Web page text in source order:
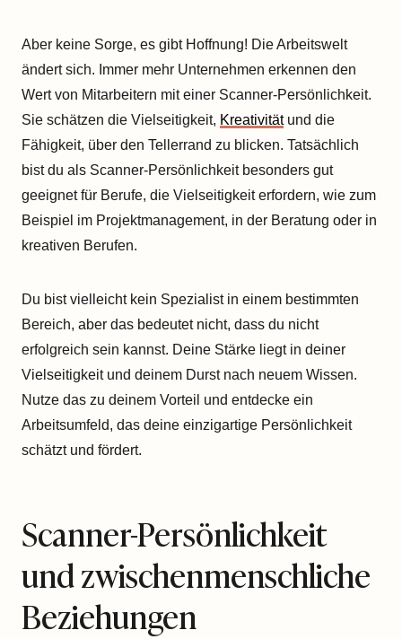
Aber keine Sorge, es gibt Hoffnung! Die Arbeitswelt
ändert sich. Immer mehr Unternehmen erkennen den
Wert von Mitarbeitern mit einer Scanner-Persönlichkeit.
Sie schätzen die Vielseitigkeit, Kreativitätund die
Fähigkeit, über den Tellerrand zu blicken. Tatsächlich
bist du als Scanner-Persönlichkeit besonders gut
geeignet für Berufe, die Vielseitigkeit erfordern, wie zum
Beispiel im Projektmanagement, in der Beratung oder in
kreativen Berufen.
Du bist vielleicht kein Spezialist in einem bestimmten
Bereich, aber das bedeutet nicht, dass du nicht
erfolgreich sein kannst. Deine Stärke liegt in deiner
Vielseitigkeit und deinem Durst nach neuem Wissen.
Nutze das zu deinem Vorteil und entdecke ein
Arbeitsumfeld, das deine einzigartige Persönlichkeit
schätzt und fördert.
Scanner-Persönlichkeit
und zwischenmenschliche
Beziehungen